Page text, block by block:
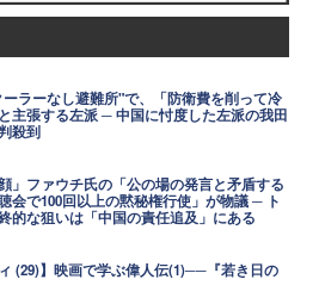
ーラーなし避難所"で、「防衛費を削って冷
主張する左派 ─ 中国に忖度した左派の我田
殺到
」ファウチ氏の「公の場の発言と矛盾する
会で100回以上の黙秘権行使」が物議 ─ ト
的な狙いは「中国の責任追及」にある
(29)】映画で学ぶ偉人伝(1)──『若き日の